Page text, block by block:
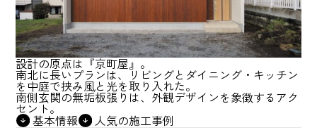
設計の原点は『京町屋』。
南北に長いプランは、リビングとダイニング・キッチン
を中庭で挟み風と光を取り入れた。
南側玄関の無垢板張りは、外観デザインを象徴するアク
セント。
基本情報 人気の施工事例